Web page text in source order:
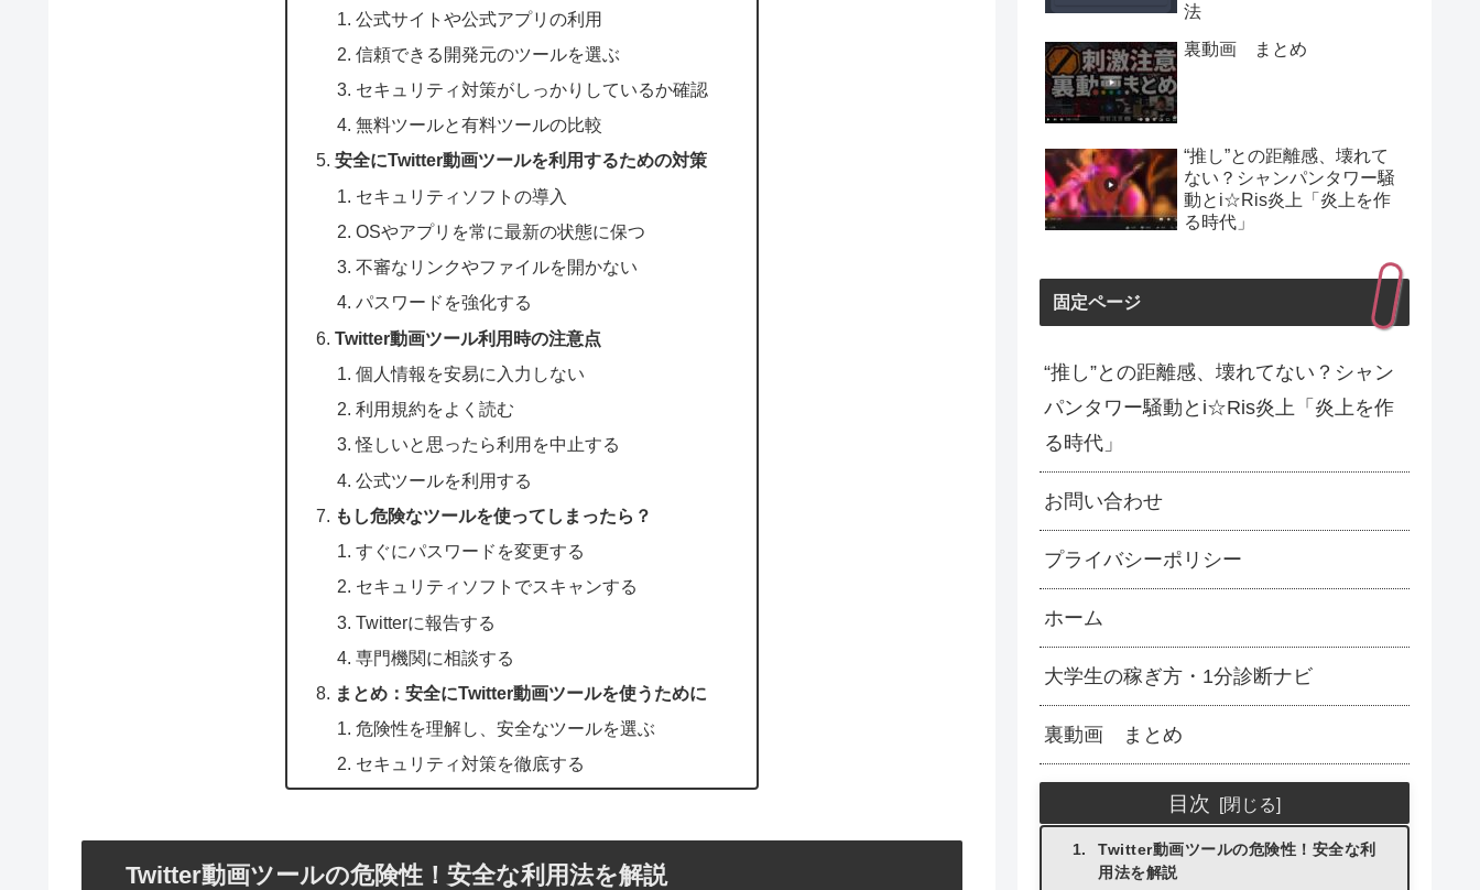
公式サイトや公式アプリの利用
信頼できる開発元のツールを選ぶ
セキュリティ対策がしっかりしているか確認
無料ツールと有料ツールの比較
安全にTwitter動画ツールを利用するための対策
セキュリティソフトの導入
OSやアプリを常に最新の状態に保つ
不審なリンクやファイルを開かない
パスワードを強化する
Twitter動画ツール利用時の注意点
個人情報を安易に入力しない
利用規約をよく読む
怪しいと思ったら利用を中止する
公式ツールを利用する
もし危険なツールを使ってしまったら？
すぐにパスワードを変更する
セキュリティソフトでスキャンする
Twitterに報告する
専門機関に相談する
まとめ：安全にTwitter動画ツールを使うために
危険性を理解し、安全なツールを選ぶ
セキュリティ対策を徹底する
Twitter動画ツールの危険性！安全な利用法を解説
法
裏動画 まとめ
“推し”との距離感、壊れて
ない？シャンパンタワー騒
動とi☆Ris炎上「炎上を作
る時代」
固定ページ
“推し”との距離感、壊れてない？シャン
パンタワー騒動とi☆Ris炎上「炎上を作
る時代」
お問い合わせ
プライバシーポリシー
ホーム
大学生の稼ぎ方・1分診断ナビ
裏動画 まとめ
目次
Twitter動画ツールの危険性！安全な利
用法を解説